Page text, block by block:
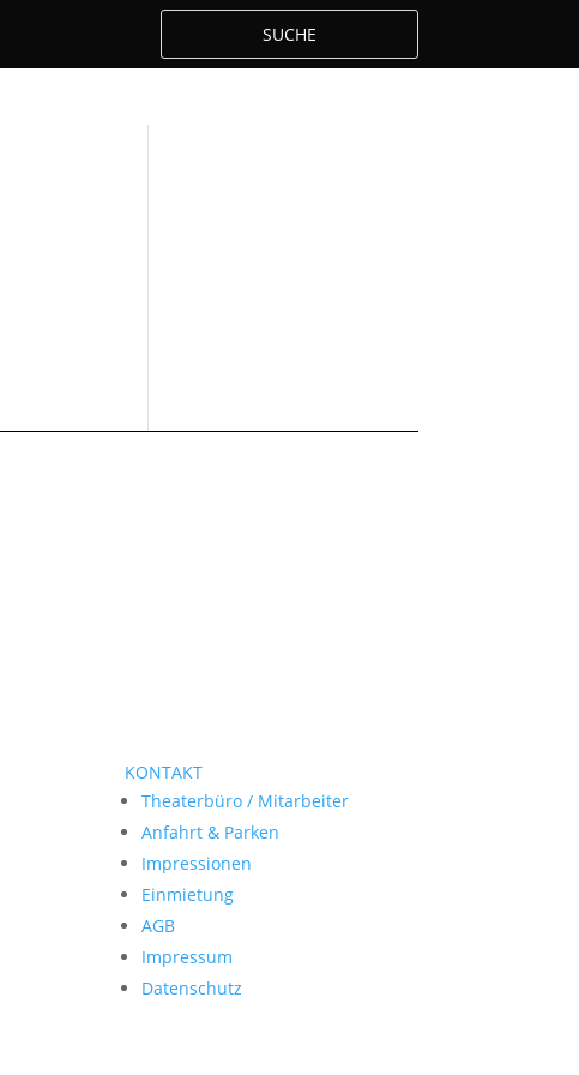
KONTAKT
Theaterbüro / Mitarbeiter
Anfahrt & Parken
Impressionen
Einmietung
AGB
Impressum
Datenschutz